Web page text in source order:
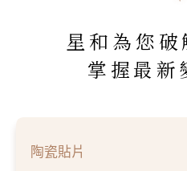
星和為您
掌握最新
陶瓷貼片